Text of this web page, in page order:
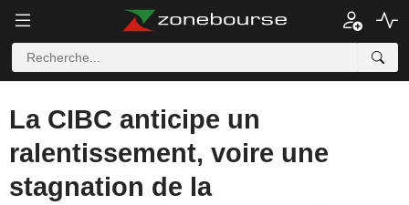
La CIBC anticipe un
ralentissement, voire une
stagnation de la